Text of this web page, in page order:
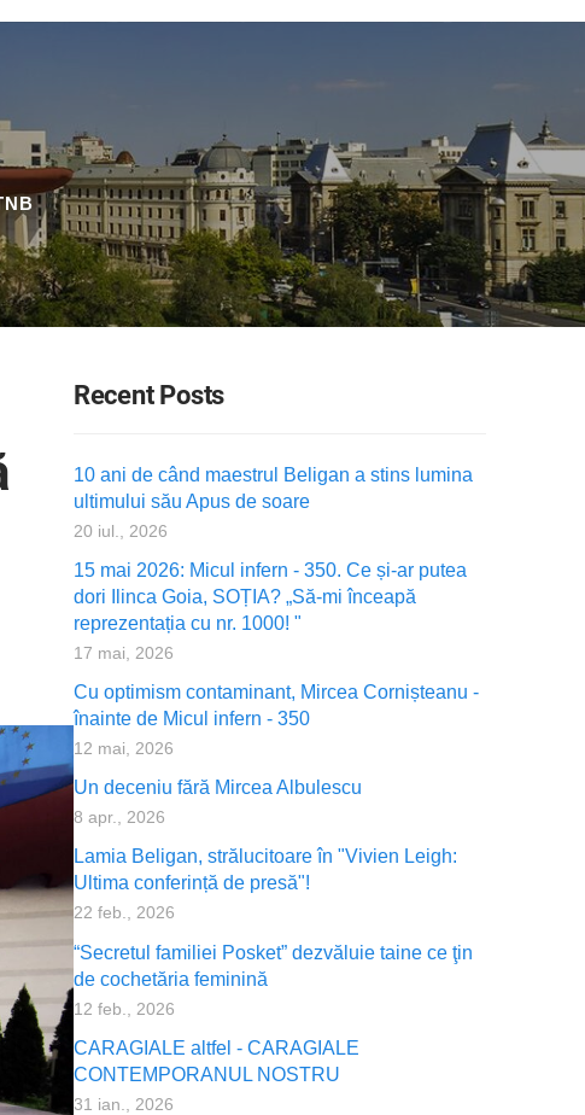
Recent Posts
10 ani de când maestrul Beligan a stins lumina
ultimului său Apus de soare
20 iul., 2026
15 mai 2026: Micul infern - 350. Ce și-ar putea
dori Ilinca Goia, SOȚIA? „Să-mi înceapă
reprezentația cu nr. 1000! "
17 mai, 2026
Cu optimism contaminant, Mircea Cornișteanu -
înainte de Micul infern - 350
12 mai, 2026
Un deceniu fără Mircea Albulescu
8 apr., 2026
Lamia Beligan, strălucitoare în "Vivien Leigh:
Ultima conferință de presă"!
22 feb., 2026
“Secretul familiei Posket” dezvăluie taine ce ţin
de cochetăria feminină
12 feb., 2026
CARAGIALE altfel - CARAGIALE
CONTEMPORANUL NOSTRU
31 ian., 2026